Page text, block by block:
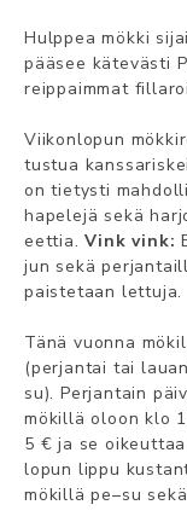
Hulp­pea mökk­i
pääse­e kät­ev­ästi­
reip­paim­mat
Vii­kon­lo­pun
tus­tua
on tie­tys­ti
ha­pe­le­jä se­kä
eett­ia.Vink vink:
jun se­kä
paistetaan lettuja.
Tän­ä vuon­na
(per­jan­tai tai
su­). Per­jan­tain
mök­ill­ä oloon klo
5 € ja se
lo­pun lip­pu
mökillä pe–su­